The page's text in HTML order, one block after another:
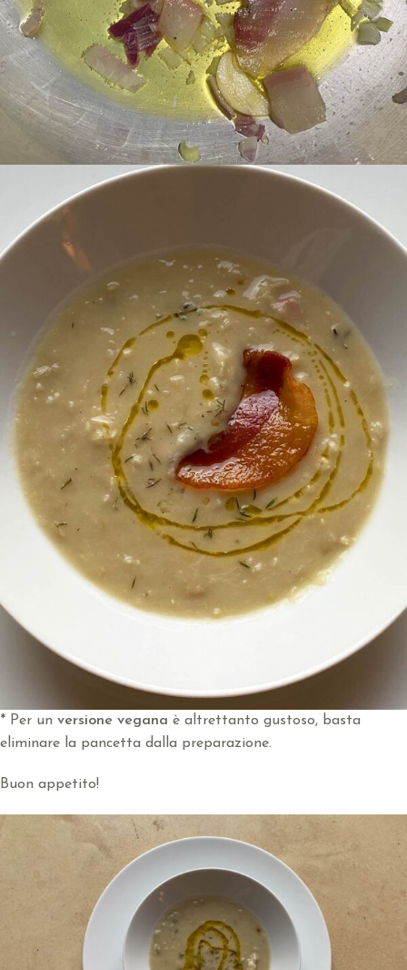
* Per un versione vegana è altrettanto gustoso, basta
eliminare la pancetta dalla preparazione.
Buon appetito!